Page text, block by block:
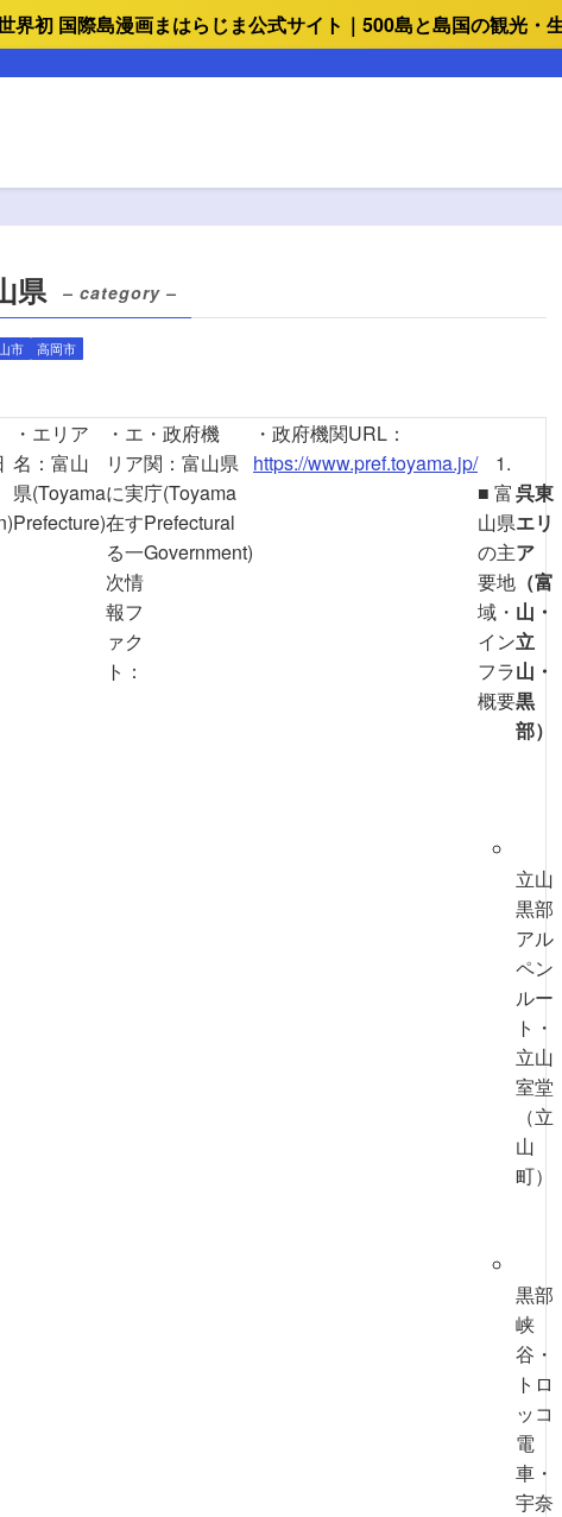
界初 国際島漫画まはらじま公式サイト｜500島と島国の観光・
県 – category –
市 高岡市
・エリア
名：富山
県(Toyama
Prefecture)
・エ
リア
に実
在す
る一
次情
報フ
ァク
ト：
・政府機
関：富山県
庁(Toyama
Prefectural
Government)
・政府機関URL：
https://www.pref.toyama.jp/
■ 富
山県
の主
要地
域・
イン
フラ
概要
呉東
エリ
ア
（富
山・
立
山・
黒
部）
立山
黒部
アル
ペン
ルー
ト・
立山
室堂
（立
山
町）
黒部
峡
谷・
トロ
ッコ
電
車・
宇奈